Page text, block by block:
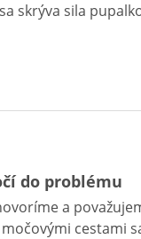
skrýva sila
do problému
a
cestami